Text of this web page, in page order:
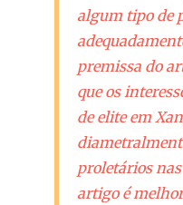
algum tipo de
premissa do
que os
de elite em
proletários
artigo é